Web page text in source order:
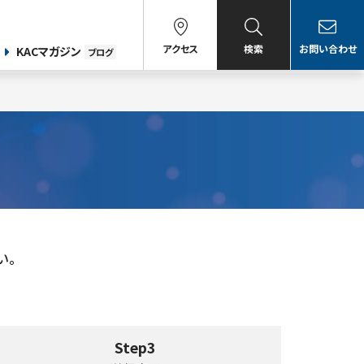
KACマガジン ブログ アクセス 検索 お問い合わせ
Step3